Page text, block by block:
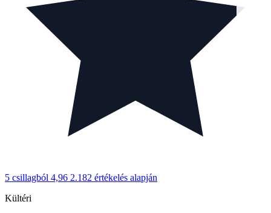
5 csillagból 4,96 2.182 értékelés alapján
Kültéri